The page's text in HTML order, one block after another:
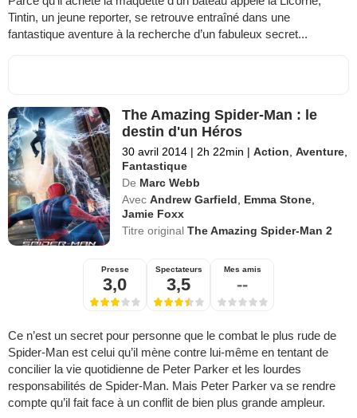
Tintin, un jeune reporter, se retrouve entraîné dans une
fantastique aventure à la recherche d’un fabuleux secret...
The Amazing Spider-Man : le
destin d'un Héros
30 avril 2014 | 2h 22min | Action ,Aventure
Fantastique
De Marc Webb
Avec Andrew Garfield Emma Stone
Jamie Foxx
Titre originalThe Amazing Spider-Man 2
Presse
3,0
Spectateurs
3,5
Mes amis
--
Ce n’est un secret pour personne que le combat le plus rude de
Spider-Man est celui qu’il mène contre lui-même en tentant de
concilier la vie quotidienne de Peter Parker et les lourdes
responsabilités de Spider-Man. Mais Peter Parker va se rendre
compte qu’il fait face à un conflit de bien plus grande ampleur.